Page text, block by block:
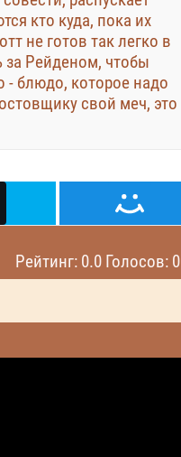
кто куда, пока их
не готов так легко в
Рейденом, чтобы
- блюдо, которое надо
свой меч, это
Рейтинг: 0.0 Голосов: 0